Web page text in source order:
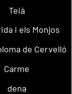
Teià
i els Monjos
de Cervelló
Carme
dena